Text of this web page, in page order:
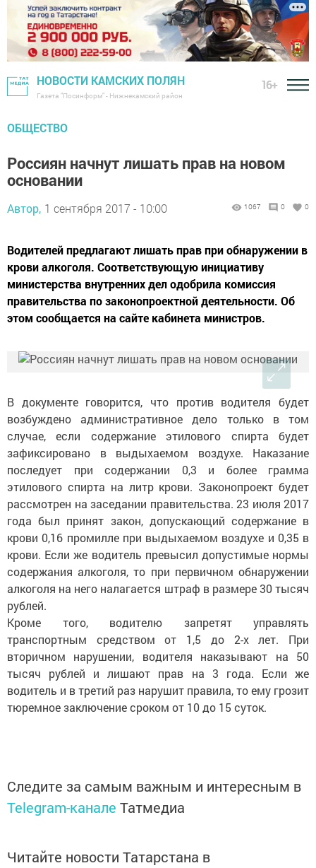
НОВОСТИ КАМСКИХ ПОЛЯН
Газета "Посинформ" - Нижнекамский район
16+
ОБЩЕСТВО
Россиян начнут лишать прав на новом
основании
Автор, 1 сентября 2017 - 10:00 1067 0 0
Водителей предлагают лишать прав при обнаружении в
крови алкоголя. Соответствующую инициативу
министерства внутренних дел одобрила комиссия
правительства по законопроектной деятельности. Об
этом сообщается на сайте кабинета министров.
В документе говорится, что против водителя будет
возбуждено административное дело только в том
случае, если содержание этилового спирта будет
зафиксировано в выдыхаемом воздухе. Наказание
последует при содержании 0,3 и более грамма
этилового спирта на литр крови. Законопроект будет
рассмотрен на заседании правительства. 23 июля 2017
года был принят закон, допускающий содержание в
крови 0,16 промилле при выдыхаемом воздухе и 0,35 в
крови. Если же водитель превысил допустимые нормы
содержания алкоголя, то при первичном обнаружении
алкоголя на него налагается штраф в размере 30 тысяч
рублей.
Кроме того, водителю запретят управлять
транспортным средством от 1,5 до 2-х лет. При
вторичном нарушении, водителя наказывают на 50
тысяч рублей и лишают прав на 3 года. Если же
водитель и в третий раз нарушит правила, то ему грозит
тюремное заключение сроком от 10 до 15 суток.
Следите за самым важным и интересным в
Telegram-канале Татмедиа
Читайте новости Татарстана в